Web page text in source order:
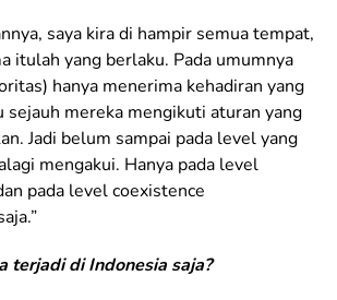
saya kira di hampir semua tempat,
itulah yang berlaku. Pada umumnya
hanya menerima kehadiran yang
sejauh mereka mengikuti aturan yang
Jadi belum sampai pada level yang
mengakui. Hanya pada level
pada level coexistence
terjadi di Indonesia saja?